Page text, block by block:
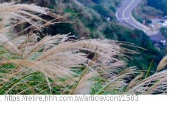
https://retire.hhh.com.tw/article/cont/1583